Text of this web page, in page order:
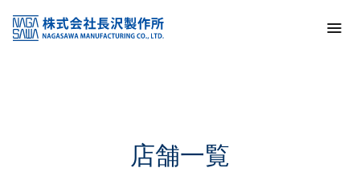
KSS加盟店・取扱店情報
店舗一覧
店舗一覧